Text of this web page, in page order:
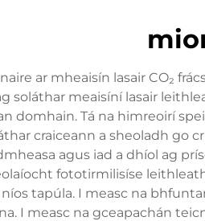
ar mheaisín lasair CO₂
soláthar meaisíní lasair
domhain. Tá na himreoirí
craiceann a sheoladh go
agus iad a dhíol ag
fototirmilisíse
tapúla. I measc na
I measc na gceapachán